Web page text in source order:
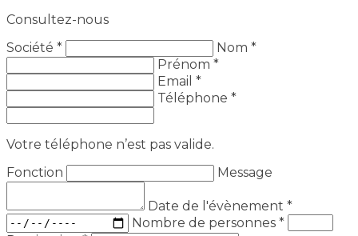
Consultez-nous
Société *
Nom *
Prénom *
Email *
Téléphone *
Votre téléphone n’est pas valide.
Fonction
Message
Date de l'évènement *
Nombre de personnes *